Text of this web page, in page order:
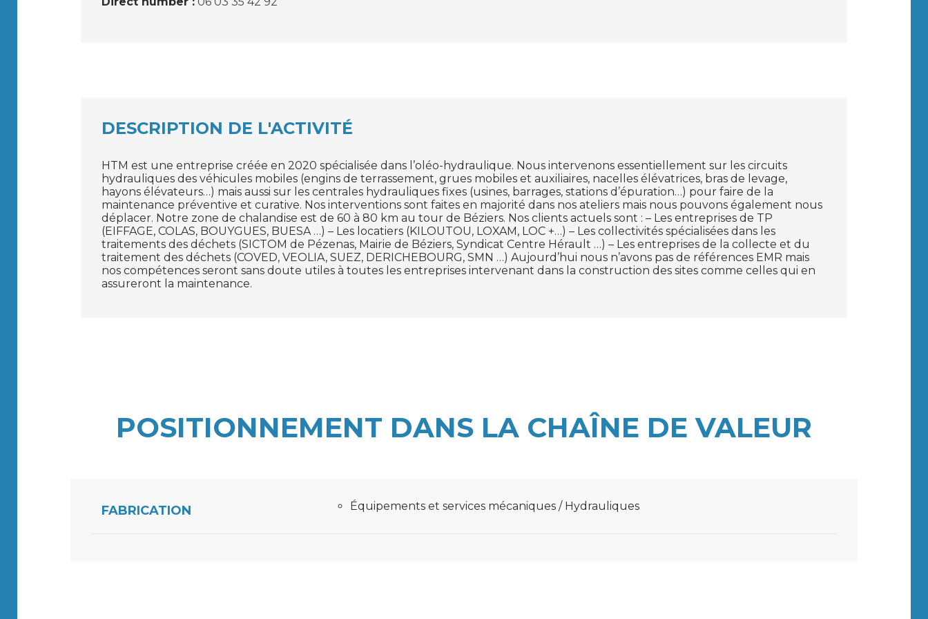
DESCRIPTION DE L'ACTIVITÉ
HTM est une entreprise créée en 2020 spécialisée dans l’oléo-hydraulique. Nous intervenons essentiellement sur les circuits
hydrauliques des véhicules mobiles (engins de terrassement, grues mobiles et auxiliaires, nacelles élévatrices, bras de levage,
hayons élévateurs…) mais aussi sur les centrales hydrauliques fixes (usines, barrages, stations d’épuration…) pour faire de la
maintenance préventive et curative. Nos interventions sont faites en majorité dans nos ateliers mais nous pouvons également nous
déplacer. Notre zone de chalandise est de 60 à 80 km au tour de Béziers. Nos clients actuels sont : – Les entreprises de TP
(EIFFAGE, COLAS, BOUYGUES, BUESA …) – Les locatiers (KILOUTOU, LOXAM, LOC +…) – Les collectivités spécialisées dans les
traitements des déchets (SICTOM de Pézenas, Mairie de Béziers, Syndicat Centre Hérault …) – Les entreprises de la collecte et du
traitement des déchets (COVED, VEOLIA, SUEZ, DERICHEBOURG, SMN …) Aujourd’hui nous n’avons pas de références EMR mais
nos compétences seront sans doute utiles à toutes les entreprises intervenant dans la construction des sites comme celles qui en
assureront la maintenance.
POSITIONNEMENT DANS LA CHAÎNE DE VALEUR
FABRICATION Équipements et services mécaniques / Hydrauliques